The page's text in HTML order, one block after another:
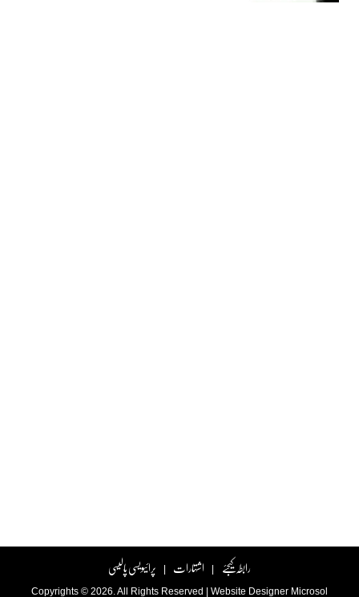
رابطہ کیجئے | اشتہارات | پرائیویسی پالیسی
Copyrights © 2026. All Rights Reserved | Website Designer Microsol